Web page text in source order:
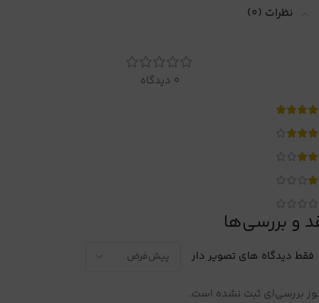
نظرات (0)
0 دیدگاه
و بررسی‌ها
فقط دیدگاه های تصویر دار
بررسی‌ای ثبت نشده است.